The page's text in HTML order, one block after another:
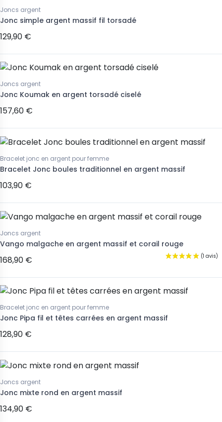
Joncs argent
Jonc simple argent massif fil torsadé
129,90 €
Joncs argent
Jonc Koumak en argent torsadé ciselé
157,60 €
Bracelet jonc en argent pour femme
Bracelet Jonc boules traditionnel en argent massif
103,90 €
Joncs argent
Vango malgache en argent massif et corail rouge
168,90 €
Bracelet jonc en argent pour femme
Jonc Pipa fil et têtes carrées en argent massif
128,90 €
Joncs argent
Jonc mixte rond en argent massif
134,90 €